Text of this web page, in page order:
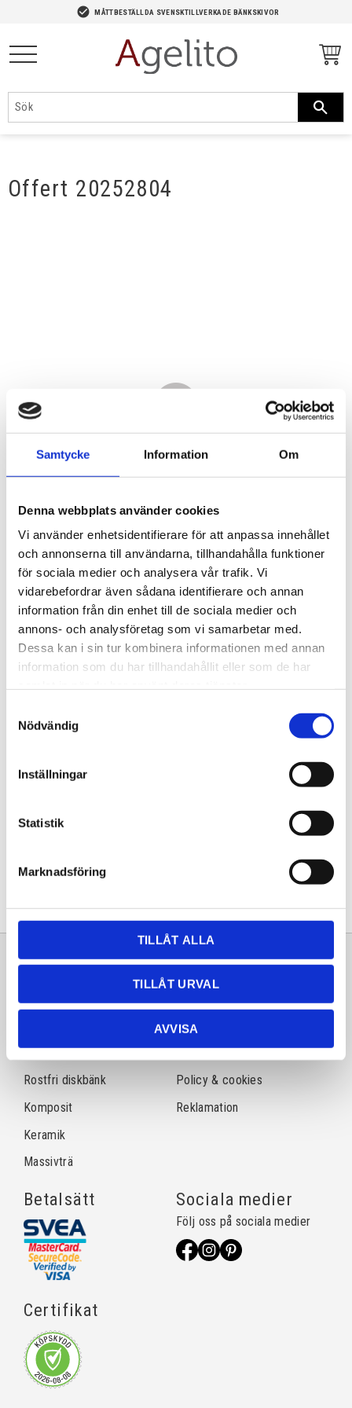
Samtycke Information Om
Denna webbplats använder cookies
Vi använder enhetsidentifierare för att anpassa innehållet
och annonserna till användarna, tillhandahålla funktioner
för sociala medier och analysera vår trafik. Vi
vidarebefordrar även sådana identifierare och annan
information från din enhet till de sociala medier och
annons- och analysföretag som vi samarbetar med.
Dessa kan i sin tur kombinera informationen med annan
information som du har tillhandahållit eller som de har
Nödvändig
Inställningar
Statistik
Marknadsföring
TILLÅT ALLA
TILLÅT URVAL
AVVISA
check_circle MÅTTBESTÄLLDA SVENSKTILLVERKADE BÄNKSKIVOR
Offert 20252804
10 590,00KR
Antal
Lagervara
Artikelnr
20252804
Sortiment
Natursten
Rostfri diskbänk
Komposit
Keramik
Massivträ
Information
Frågor & svar
Köpvillkor
Policy & cookies
Reklamation
Betalsätt
Certifikat
Sociala medier
Följ oss på sociala medier